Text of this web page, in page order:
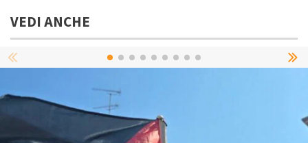
VEDI ANCHE